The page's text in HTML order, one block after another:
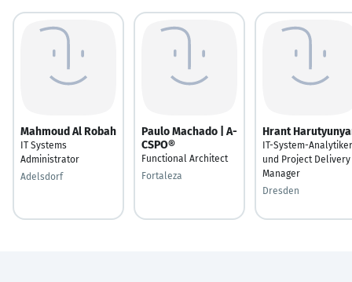
Mahmoud Al Robah
IT Systems
Administrator
Adelsdorf
Paulo Machado | A-
CSPO®
Functional Architect
Fortaleza
Hrant
IT-System-Analytiker
und Project Delivery
Manager
Dresden